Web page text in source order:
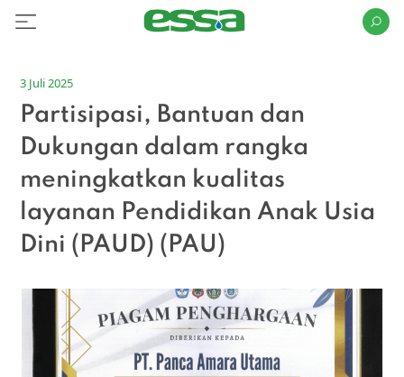
3 Juli 2025
Partisipasi, Bantuan dan
Dukungan dalam rangka
meningkatkan kualitas
layanan Pendidikan Anak Usia
Dini (PAUD) (PAU)